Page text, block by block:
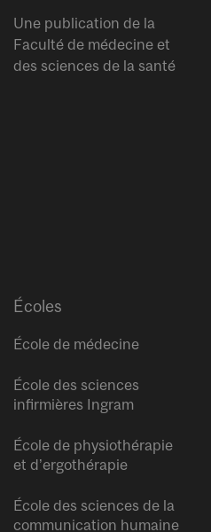
Une publication de la
Faculté de médecine et
des sciences de la santé
Écoles
École de médecine
École des sciences
infirmières Ingram
École de physiothérapie
et d’ergothérapie
École des sciences de la
communication humaine